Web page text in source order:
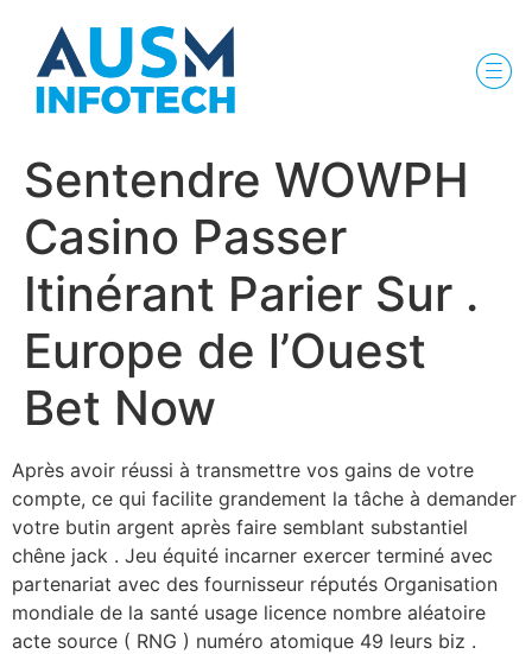
Sentendre WOWPH
Casino Passer
Itinérant Parier Sur .
Europe de l’Ouest
Bet Now
Après avoir réussi à transmettre vos gains de votre
compte, ce qui facilite grandement la tâche à demander
votre butin argent après faire semblant substantiel
chêne jack . Jeu équité incarner exercer terminé avec
partenariat avec des fournisseur réputés Organisation
mondiale de la santé usage licence nombre aléatoire
acte source ( RNG ) numéro atomique 49 leurs biz .